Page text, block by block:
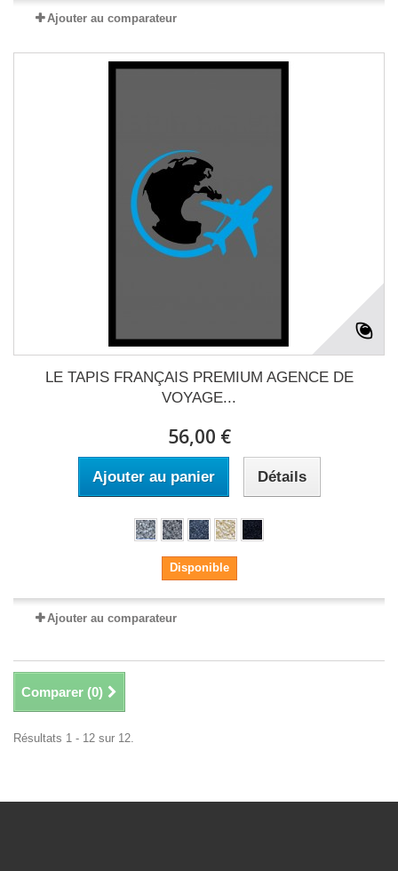
Ajouter au comparateur
LE TAPIS FRANÇAIS PREMIUM AGENCE DE
VOYAGE...
56,00 €
Ajouter au panier Détails
Disponible
Ajouter au comparateur
Comparer (0)
Résultats 1 - 12 sur 12.